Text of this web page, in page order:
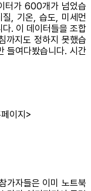
터가 600개가 넘었습
, 기온, 습도, 미세먼
. 이 데이터들을 조합
까지도 정하지 못했습
들여다봤습니다. 시간
이지>
가자들은 이미 노트북